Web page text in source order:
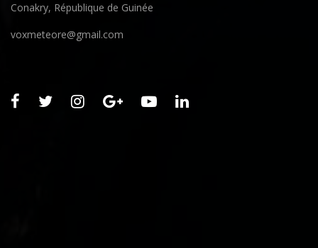
Conakry, République de Guinée
voxmeteore@gmail.com